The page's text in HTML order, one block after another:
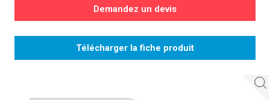
Demandez un devis
Télécharger la fiche produit